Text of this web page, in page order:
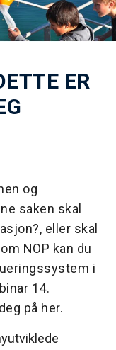
ER
og
saken skal
eller skal
NOP kan du
i
14.
på her.